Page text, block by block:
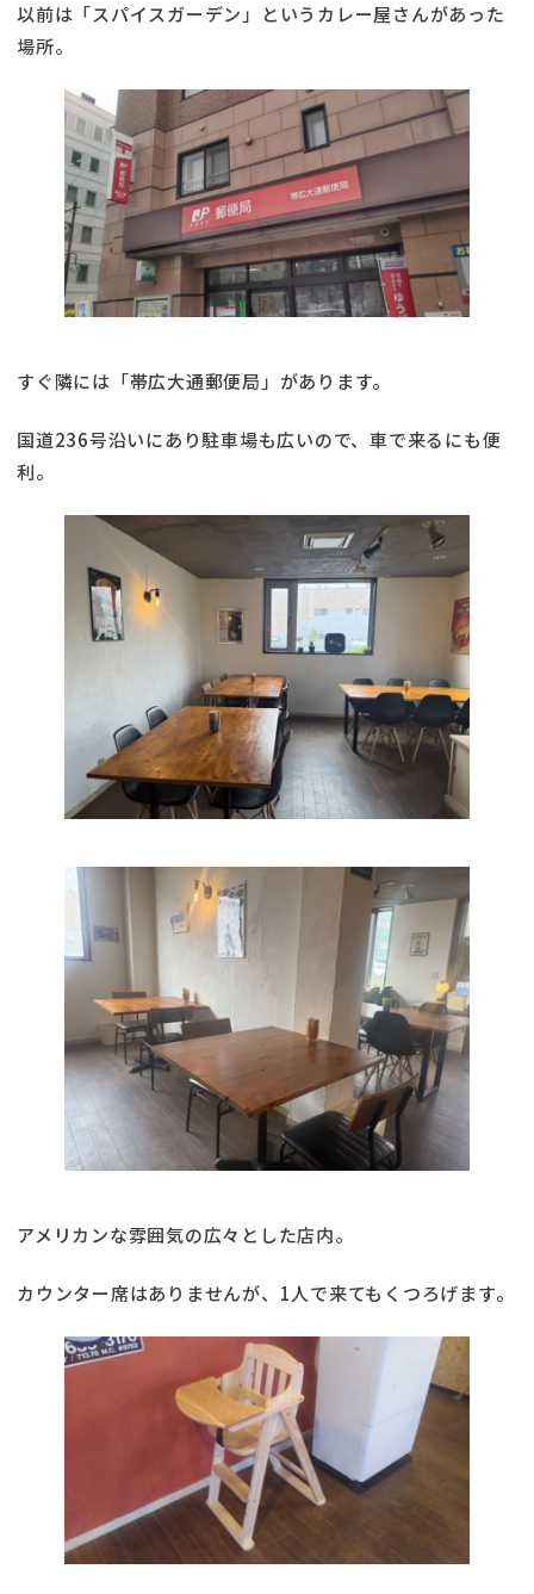
以前は「スパイスガーデン」というカレー屋さんがあった
場所。
すぐ隣には「帯広大通郵便局」があります。
国道236号沿いにあり駐車場も広いので、車で来るにも便
利。
アメリカンな雰囲気の広々とした店内。
カウンター席はありませんが、1人で来てもくつろげます。